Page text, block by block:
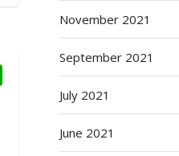
November 2021
September 2021
July 2021
June 2021